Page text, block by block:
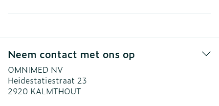
Neem contact met ons op
OMNIMED NV
Heidestatiestraat 23
2920 KALMTHOUT